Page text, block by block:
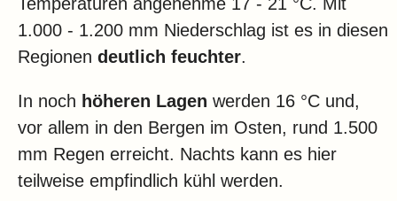
1.000 - 1.200 mm Niederschlag ist es in diesen
Regionen deutlich feuchter.
In noch höheren Lagen werden 16 °C und,
vor allem in den Bergen im Osten, rund 1.500
mm Regen erreicht. Nachts kann es hier
teilweise empfindlich kühl werden.